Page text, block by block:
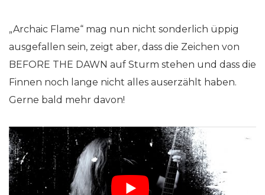
„Archaic Flame“ mag nun nicht sonderlich üppig
ausgefallen sein, zeigt aber, dass die Zeichen von
BEFORE THE DAWN auf Sturm stehen und dass die
Finnen noch lange nicht alles auserzählt haben.
Gerne bald mehr davon!